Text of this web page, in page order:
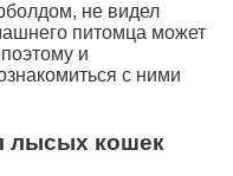
не видел
питомца может
и
с ними
лысых кошек